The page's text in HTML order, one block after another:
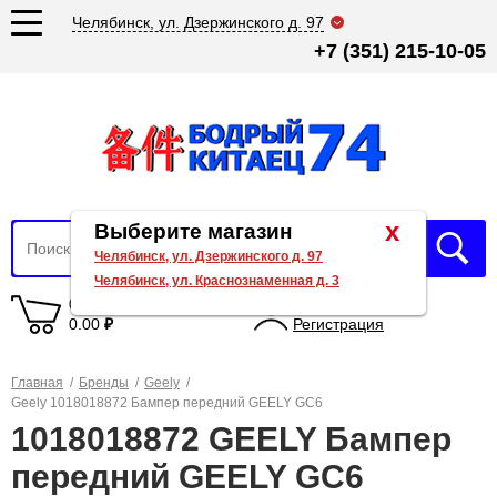
Челябинск, ул. Дзержинского д. 97
+7 (351) 215-10-05
0 товаров
0.00 ₽
Регистрация
Главная / Бренды / Geely /
Geely 1018018872 Бампер передний GEELY GC6
1018018872 GEELY Бампер
передний GEELY GC6
x
Выберите магазин
Челябинск, ул. Дзержинского д. 97
Челябинск, ул. Краснознаменная д. 3